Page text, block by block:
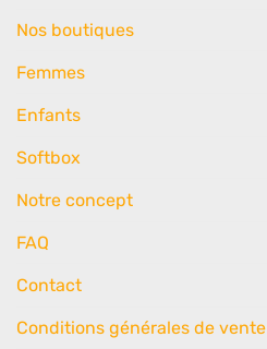
Nos boutiques
Femmes
Enfants
Softbox
Notre concept
FAQ
Contact
Conditions générales de vente